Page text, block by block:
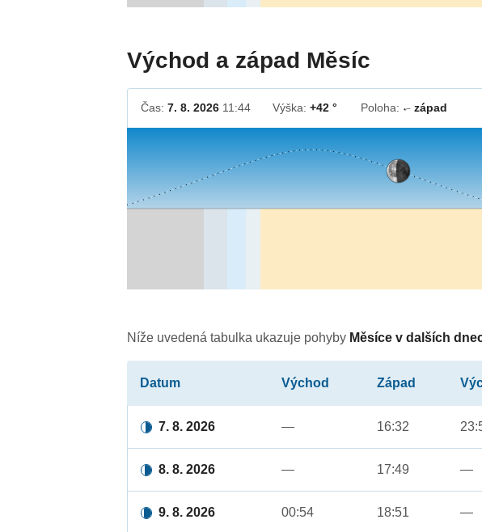
Východ a západ Měsíc
Čas:7. 8. 2026 11:44 Výška:+42 ° Poloha: ↓západ
Níže uvedená tabulka ukazuje pohyby Měsíce v dalších
Datum Východ Západ
7. 8. 2026 — 16:32
8. 8. 2026 — 17:49 —
9. 8. 2026 00:54 18:51 —